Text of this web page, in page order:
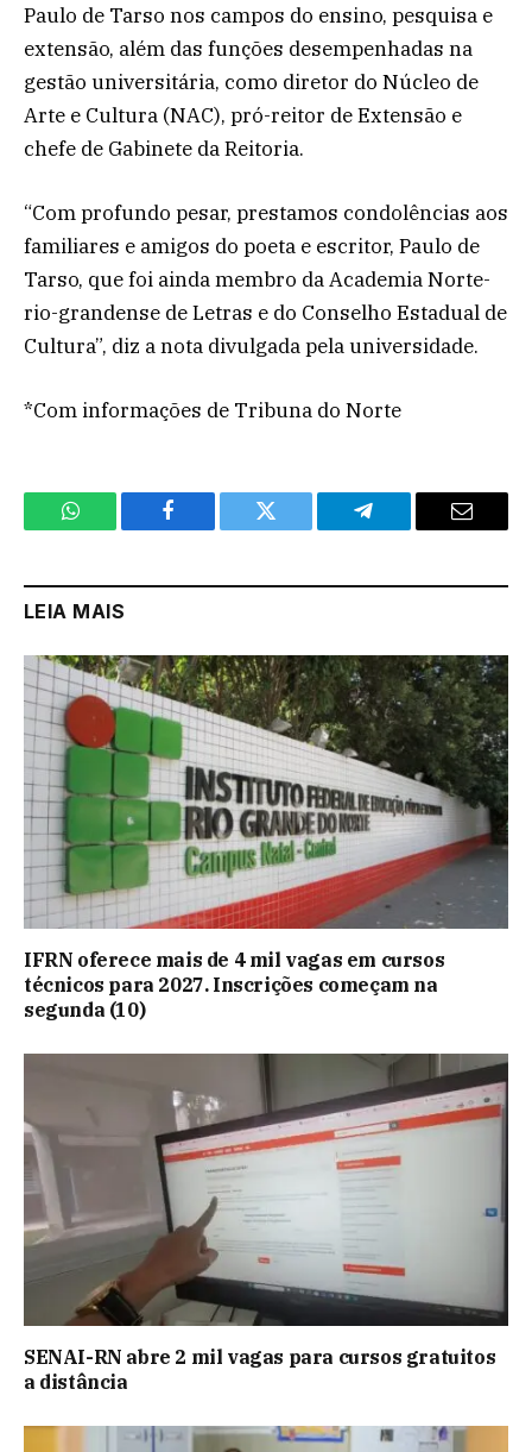
Paulo de Tarso nos campos do ensino, pesquisa e
extensão, além das funções desempenhadas na
gestão universitária, como diretor do Núcleo de
Arte e Cultura (NAC), pró-reitor de Extensão e
chefe de Gabinete da Reitoria.
“Com profundo pesar, prestamos condolências aos
familiares e amigos do poeta e escritor, Paulo de
Tarso, que foi ainda membro da Academia Norte-
rio-grandense de Letras e do Conselho Estadual de
Cultura”, diz a nota divulgada pela universidade.
*Com informações de Tribuna do Norte
WhatsApp Facebook Twitter Telegram Email
LEIA MAIS
IFRN oferece mais de 4 mil vagas em cursos
técnicos para 2027. Inscrições começam na
segunda (10)
SENAI-RN abre 2 mil vagas para cursos gratuitos
a distância